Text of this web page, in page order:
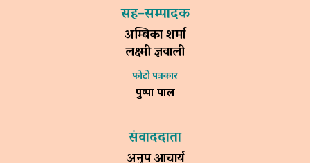
सह–सम्पादक
अम्बिका शर्मा
लक्ष्मी ज्ञवाली
फोटो पत्रकार
पुष्पा पाल
संवाददाता